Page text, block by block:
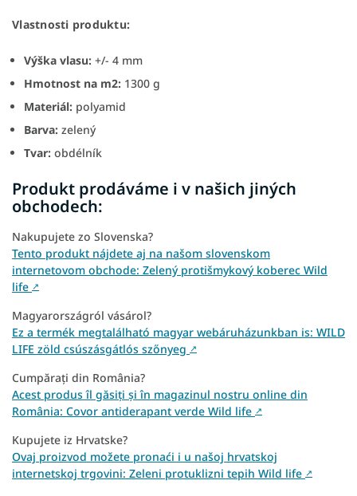
Vlastnosti produktu:
Výška vlasu: +/- 4 mm
Hmotnost na m2: 1300 g
Materiál: polyamid
Barva: zelený
Tvar: obdélník
Produkt prodáváme i v našich jiných
obchodech:
Nakupujete zo Slovenska?
Tento produkt nájdete aj na našom slovenskom
internetovom obchode: Zelený protišmykový koberec Wild
life ↗
Magyarországról vásárol?
Ez a termék megtalálható magyar webáruházunkban is: WILD
LIFE zöld csúszásgátlós szőnyeg ↗
Cumpărați din România?
Acest produs îl găsiți și în magazinul nostru online din
România: Covor antiderapant verde Wild life ↗
Kupujete iz Hrvatske?
Ovaj proizvod možete pronaći i u našoj hrvatskoj
internetskoj trgovini: Zeleni protuklizni tepih Wild life ↗